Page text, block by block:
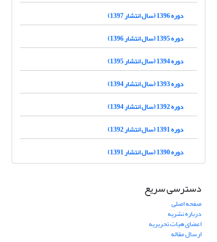
دوره 1396 (سال انتشار 1397)
دوره 1395 (سال انتشار 1396)
دوره 1394 (سال انتشار 1395)
دوره 1393 (سال انتشار 1394)
دوره 1392 (سال انتشار 1394)
دوره 1391 (سال انتشار 1392)
دوره 1390 (سال انتشار 1391)
دسترسی سریع
صفحه اصلی
درباره نشریه
اعضای هیات تحریریه
ارسال مقاله